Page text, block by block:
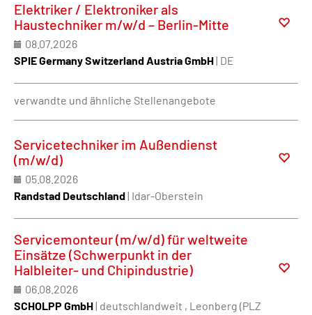
Elektriker / Elektroniker als
Haustechniker m/w/d – Berlin-Mitte
08.07.2026
SPIE Germany Switzerland Austria GmbH| DE
verwandte und ähnliche Stellenangebote
Servicetechniker im Außendienst
(m/w/d)
05.08.2026
Randstad Deutschland| Idar-Oberstein
Servicemonteur (m/w/d) für weltweite
Einsätze (Schwerpunkt in der
Halbleiter- und Chipindustrie)
06.08.2026
SCHOLPP GmbH| deutschlandweit , Leonberg (PLZ